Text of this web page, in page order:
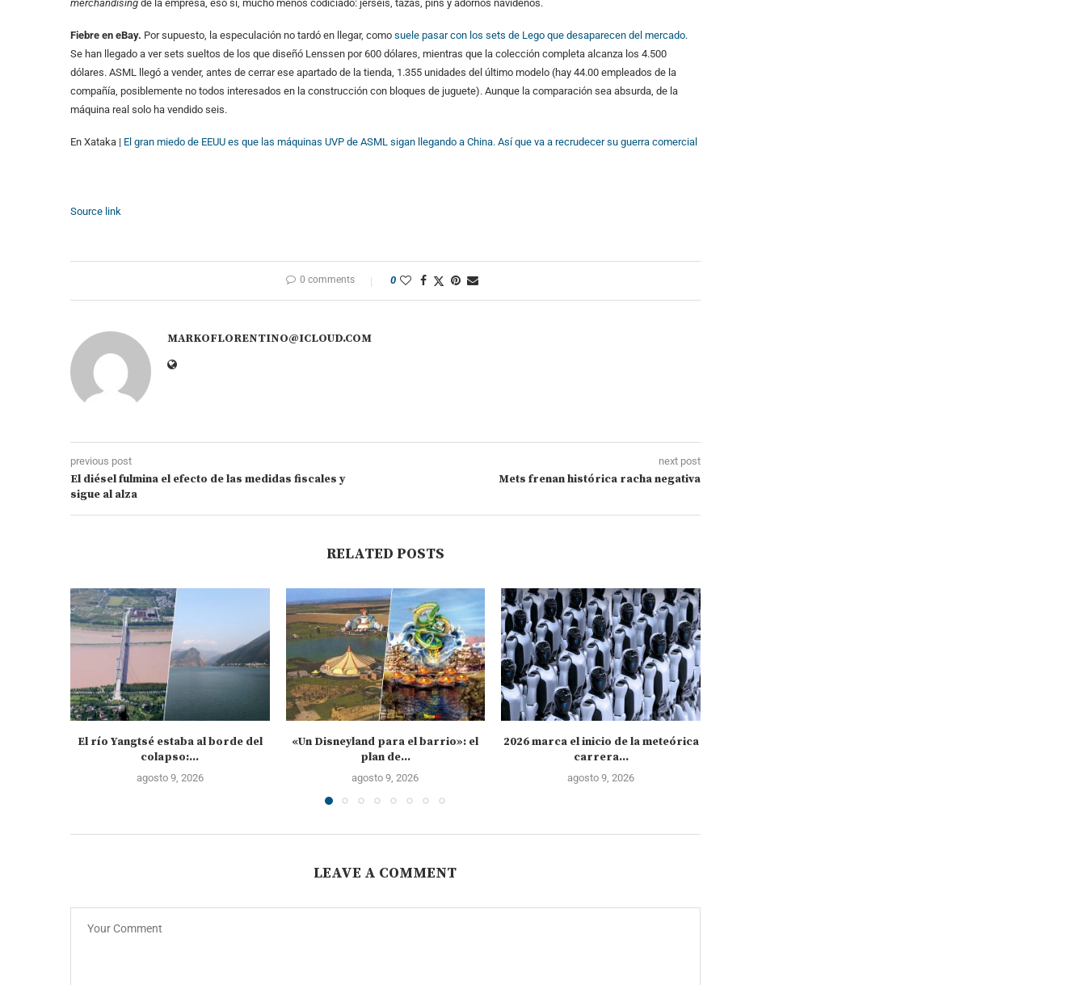
merchandising de la empresa, eso sí, mucho menos codiciado: jerséis, tazas, pins y adornos navideños.
Fiebre en eBay. Por supuesto, la especulación no tardó en llegar, como suele pasar con los sets de Lego que desaparecen del mercado.
Se han llegado a ver sets sueltos de los que diseñó Lenssen por 600 dólares, mientras que la colección completa alcanza los 4.500
dólares. ASML llegó a vender, antes de cerrar ese apartado de la tienda, 1.355 unidades del último modelo (hay 44.00 empleados de la
compañía, posiblemente no todos interesados en la construcción con bloques de juguete). Aunque la comparación sea absurda, de la
máquina real solo ha vendido seis.
En Xataka | El gran miedo de EEUU es que las máquinas UVP de ASML sigan llegando a China. Así que va a recrudecer su guerra comercial
Source link
0 comments 0
MARKOFLORENTINO@ICLOUD.COM
previous post
El diésel fulmina el efecto de las medidas fiscales y
sigue al alza
next post
Mets frenan histórica racha negativa
RELATED POSTS
El río Yangtsé estaba al borde del
colapso:...
agosto 9, 2026
«Un Disneyland para el barrio»: el
plan de...
agosto 9, 2026
2026 marca el inicio de la meteórica
carrera...
agosto 9, 2026
LEAVE A COMMENT